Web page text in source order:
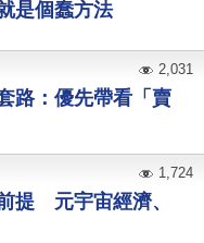
是個蠢方法
路：優先帶看「賣
2,031
提 元宇宙經濟、
1,724